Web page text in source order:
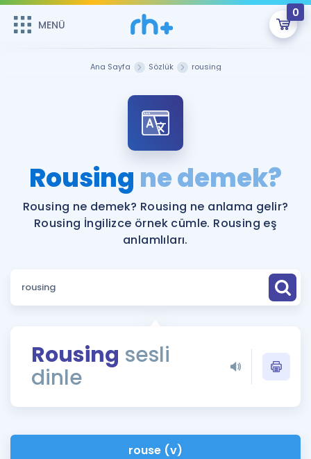
MENÜ
0
Şifremi Hatırlamıyorum
ÜYE DEĞİLİM
Sepetin Şu An Boş.
Remzi Hoca ile seni sınava hazırlayacak onlarca eğitim seni
bekliyor!
MENÜ
Katılımcı Görüşleri
Faydalı Araçlar
Sözlük
Rehberlik Aracı
ÖSYM Sınav Takvimi
Hakkımızda
Ana Sayfa Sözlük rousing
Rousing ne demek?
Rousing ne demek? Rousing ne anlama gelir?
Rousing İngilizce örnek cümle. Rousing eş
anlamlıları.
Rousing sesli
dinle
rouse (v)